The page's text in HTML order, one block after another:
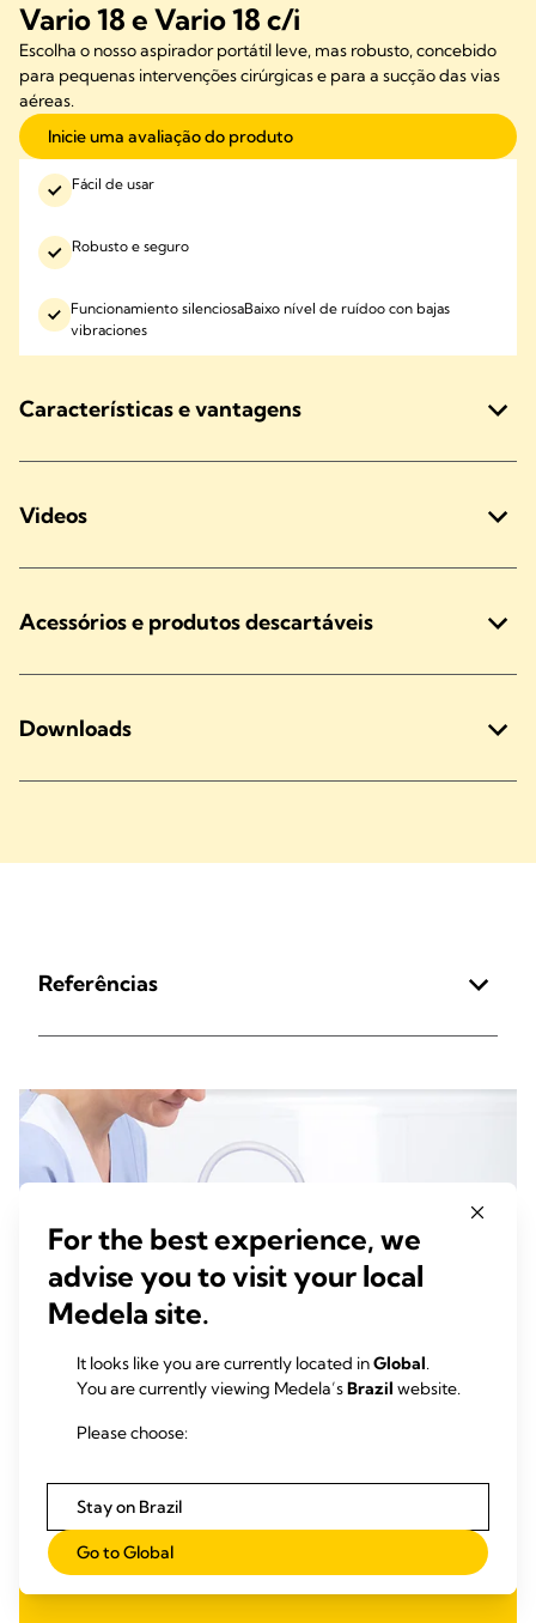
Vario 18 e Vario 18 c/i
Escolha o nosso aspirador portátil leve, mas robusto, concebido
para pequenas intervenções cirúrgicas e para a sucção das vias
aéreas.
Inicie uma avaliação do produto
Fácil de usar
Robusto e seguro
Funcionamiento silenciosaBaixo nível de ruídoo con bajas
vibraciones
Características e vantagens
Videos
Acessórios e produtos descartáveis
Downloads
Referências
For the best experience, we
advise you to visit your local
Medela site.
It looks like you are currently located inGlobal.
You are currently viewing Medela’sBrazil website.
Please choose:
Stay on Brazil
Go to Global